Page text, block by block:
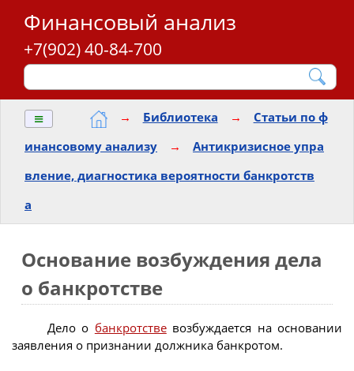
Финансовый анализ
+7(902) 40-84-700
≡ → Библиотека →
Статьи по ф
инансовому анализу
→
Антикризисное упра
вление, диагностика вероятности банкротств
а
Основание возбуждения дела
о банкротстве
Дело о банкротствевозбуждается на основании
заявления о признании должника банкротом.